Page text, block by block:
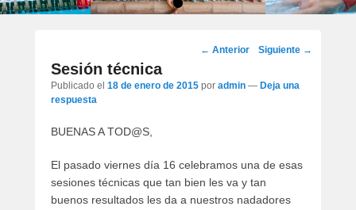
•
Navegación
los
← Anterior Siguiente →
Sesión técnica
Publicado el 18 de enero de 2015 por admin — Deja una
respuesta
BUENAS A TOD@S,
El pasado viernes día 16 celebramos una de esas
sesiones técnicas que tan bien les va y tan
buenos resultados les da a nuestros nadadores